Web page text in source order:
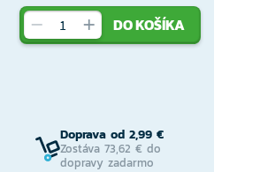
DO KOŠÍKA
Doprava od 2,99 €
Zostáva 73,62 € do
dopravy zadarmo